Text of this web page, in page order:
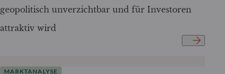
geopolitisch unverzichtbar und für Investoren
attraktiv wird
MARKTANALYSE